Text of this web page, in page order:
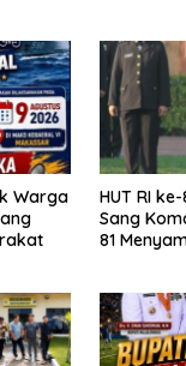
Warga
HUT RI
Sang
81